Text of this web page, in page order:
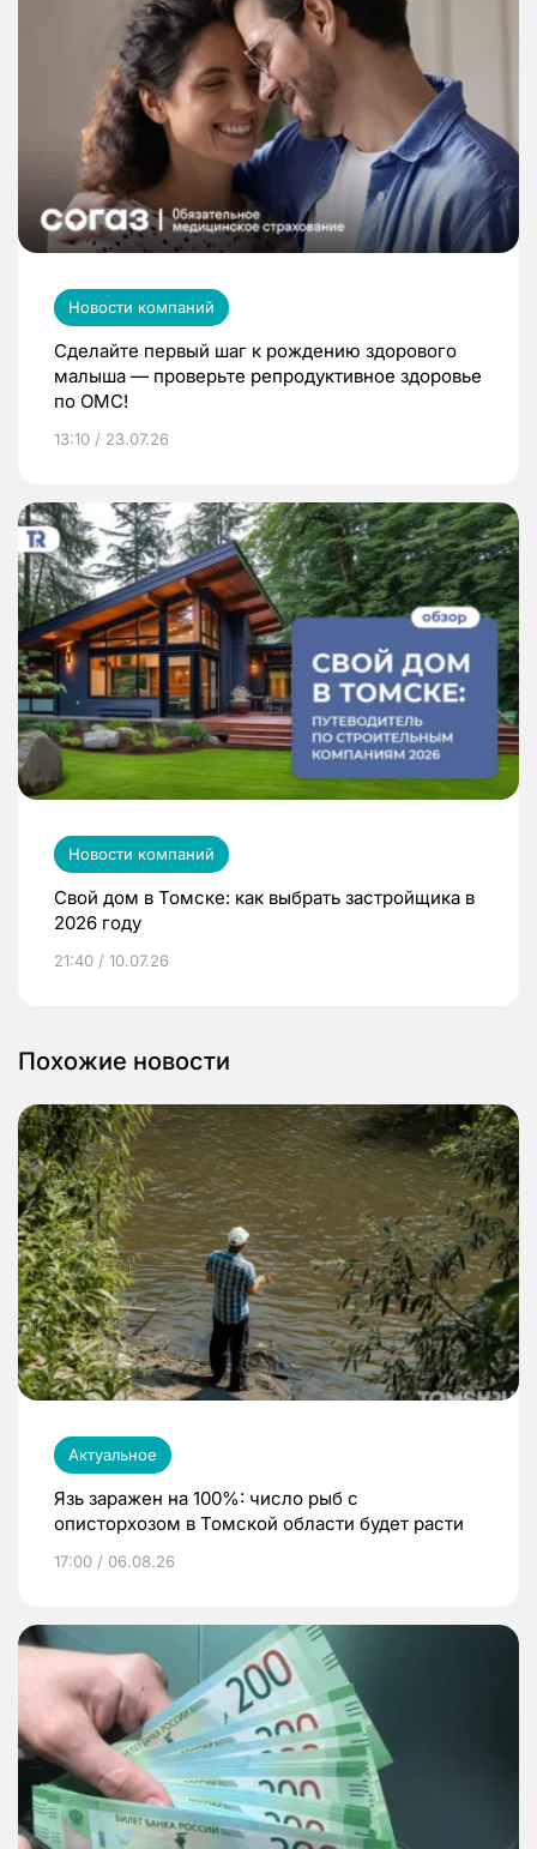
Новости компаний
Сделайте первый шаг к рождению здорового
малыша — проверьте репродуктивное здоровье
по ОМС!
13:10 / 23.07.26
Новости компаний
Свой дом в Томске: как выбрать застройщика в
2026 году
21:40 / 10.07.26
Похожие новости
Актуальное
Язь заражен на 100%: число рыб с
описторхозом в Томской области будет расти
17:00 / 06.08.26